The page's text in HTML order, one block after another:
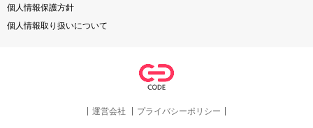
個人情報保護方針
個人情報取り扱いについて
運営会社 プライバシーポリシー